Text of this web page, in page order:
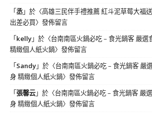
「丞」於〈高雄三民伴手禮推薦 紅斗泥草莓大福
出差必買〉發佈留言
「kelly」於〈台南南區火鍋必吃 – 食光鍋客 嚴選
精緻個人紙火鍋〉發佈留言
「Sandy」於〈台南南區火鍋必吃 – 食光鍋客 嚴
身 精緻個人紙火鍋〉發佈留言
「張馨云」於〈台南南區火鍋必吃 – 食光鍋客 嚴
身 精緻個人紙火鍋〉發佈留言